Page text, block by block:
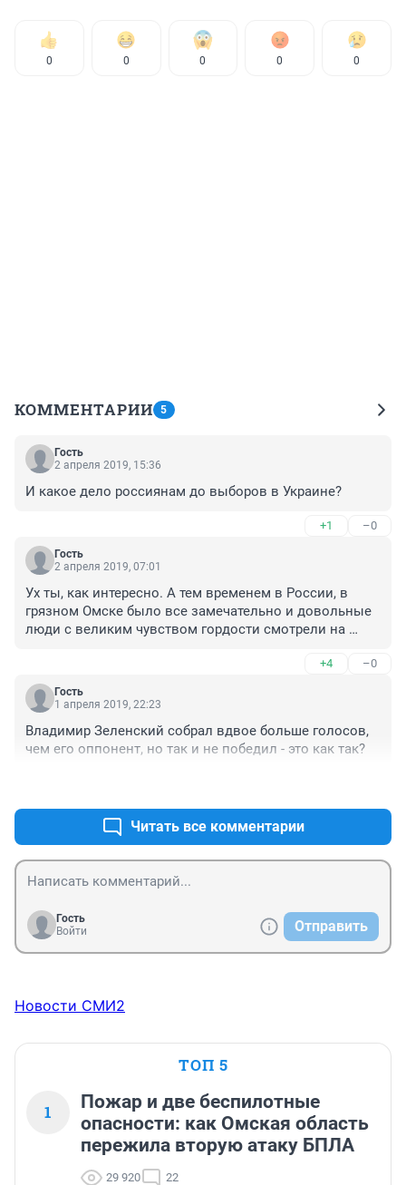
0 0 0 0 0
КОММЕНТАРИИ 5
Гость
2 апреля 2019, 15:36
И какое дело россиянам до выборов в Украине?
+1 –0
Гость
2 апреля 2019, 07:01
Ух ты, как интересно. А тем временем в России, в
грязном Омске было все замечательно и довольные
люди с великим чувством гордости смотрели на
+4 –0
Гость
1 апреля 2019, 22:23
Владимир Зеленский собрал вдвое больше голосов,
чем его оппонент, но так и не победил - это как так?
Читать все комментарии
Гость
Войти
Отправить
Новости СМИ2
ТОП 5
1
Пожар и две беспилотные
опасности: как Омская область
пережила вторую атаку БПЛА
29 920 22